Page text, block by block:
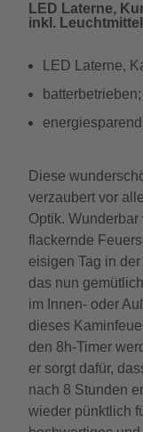
LED Laterne,
inkl. Leuchtmittel
LED Laterne,
Diese
verzaubert vor
Optik.
flackernde
eisigen Tag in
das nun
im Innen- oder
dieses
den 8h-Timer
er sorgt dafür,
nach 8 Stunden
wieder pünktlich